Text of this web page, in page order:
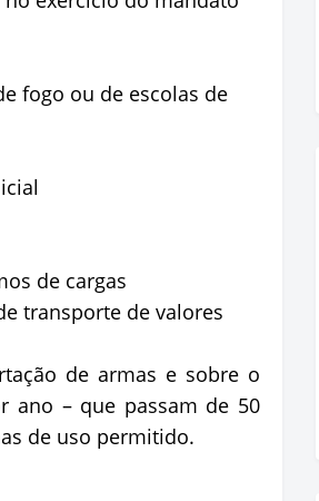
fogo ou de escolas de
de cargas
transporte de valores
de armas e sobre o
ano – que passam de 50
de uso permitido.